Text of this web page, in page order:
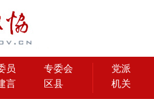
员
专委会
言 区县
党派
机关